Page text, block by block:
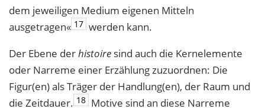
dem jeweiligen Medium eigenen Mitteln
ausgetragen« 17 werden kann.
Der Ebene derhistoire sind auch die Kernelemente
oder Narreme einer Erzählung zuzuordnen: Die
Figur(en) als Träger der Handlung(en), der Raum und
die Zeitdauer. 18 Motive sind an diese Narreme